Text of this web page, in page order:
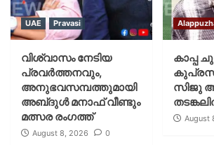
UAE Pravasi
വിശ്വാസം നേടിയ
പ്രവർത്തനവും,
അനുഭവസമ്പത്തുമായി
അബ്‌ദുൾ മനാഫ് വീണ്ടും
മത്സര രംഗത്ത്
August 8, 2026 0
കാപ്പ
സിജു
August